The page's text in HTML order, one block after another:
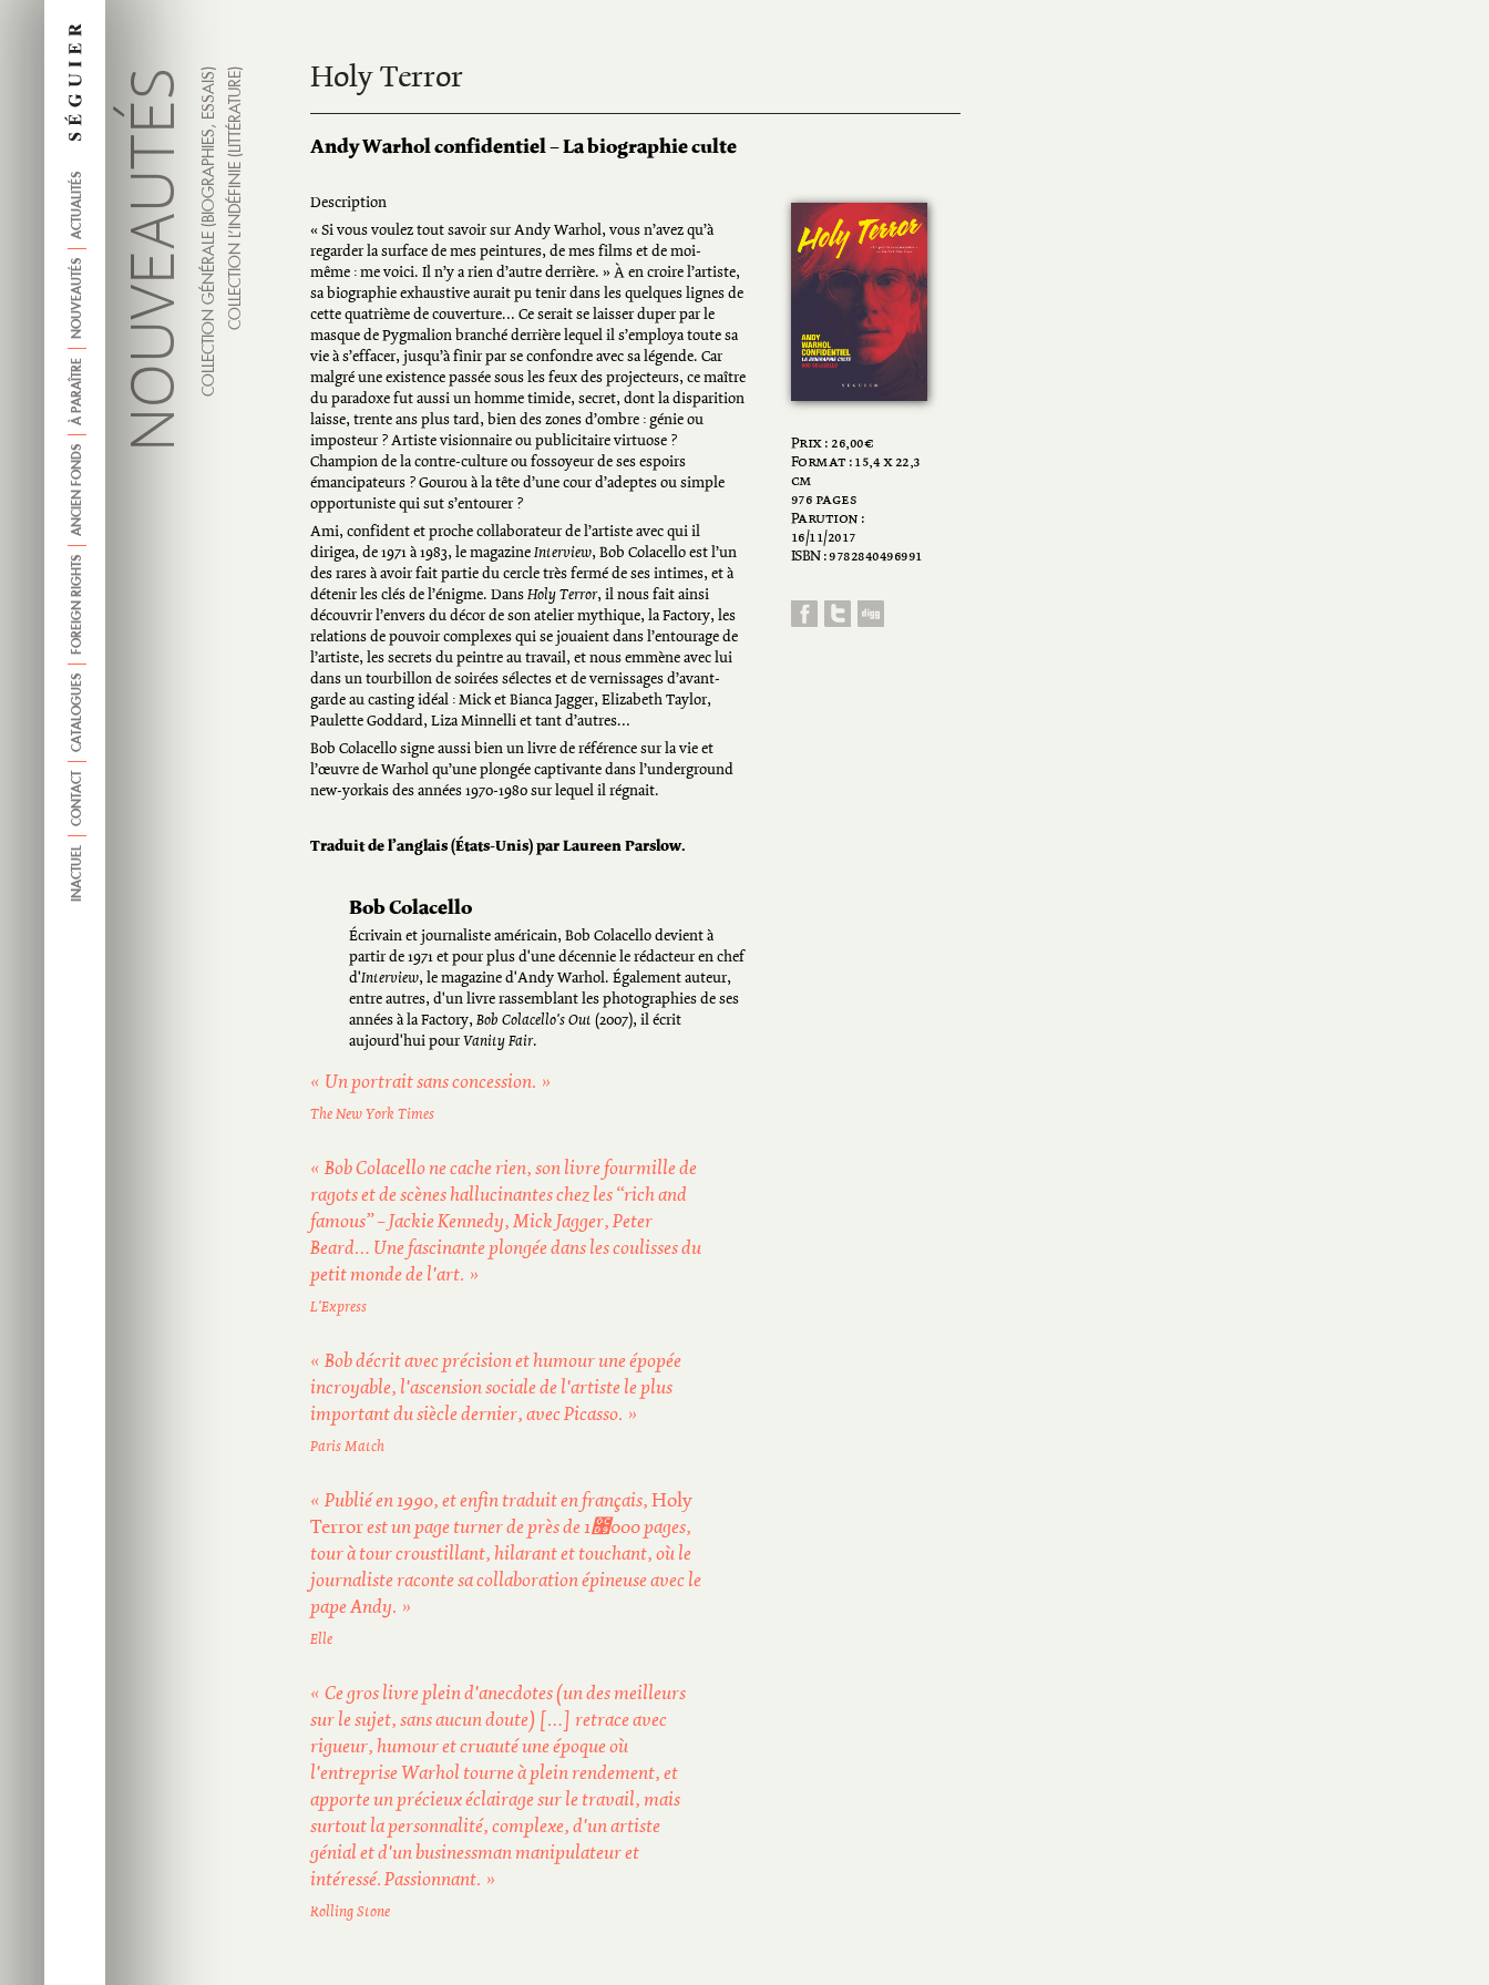
ACTUALITÉS
NOUVEAUTÉS
À PARAÎTRE
ANCIEN FONDS
FOREIGN RIGHTS
CATALOGUES
CONTACT
INACTUEL
NOUVEAUTÉSCOLLECTION GÉNÉRALE (BIOGRAPHIES, ESSAIS)COLLECTION L’INDÉFINIE (LITTÉRATURE) Holy Terror
Andy Warhol confidentiel – La biographie culte
Description
« Si vous voulez tout savoir sur Andy Warhol, vous n’avez qu’à
regarder la surface de mes peintures, de mes films et de moi-
même : me voici. Il n’y a rien d’autre derrière. » À en croire l’artiste,
sa biographie exhaustive aurait pu tenir dans les quelques lignes de
cette quatrième de couverture… Ce serait se laisser duper par le
masque de Pygmalion branché derrière lequel il s’employa toute sa
vie à s’effacer, jusqu’à finir par se confondre avec sa légende. Car
malgré une existence passée sous les feux des projecteurs, ce maître
du paradoxe fut aussi un homme timide, secret, dont la disparition
laisse, trente ans plus tard, bien des zones d’ombre : génie ou
imposteur ? Artiste visionnaire ou publicitaire virtuose ?
Champion de la contre-culture ou fossoyeur de ses espoirs
émancipateurs ? Gourou à la tête d’une cour d’adeptes ou simple
opportuniste qui sut s’entourer ?
Ami, confident et proche collaborateur de l’artiste avec qui il
dirigea, de 1971 à 1983, le magazine Interview, Bob Colacello est l’un
des rares à avoir fait partie du cercle très fermé de ses intimes, et à
détenir les clés de l’énigme. Dans Holy Terror, il nous fait ainsi
découvrir l’envers du décor de son atelier mythique, la Factory, les
relations de pouvoir complexes qui se jouaient dans l’entourage de
l’artiste, les secrets du peintre au travail, et nous emmène avec lui
dans un tourbillon de soirées sélectes et de vernissages d’avant-
garde au casting idéal : Mick et Bianca Jagger, Elizabeth Taylor,
Paulette Goddard, Liza Minnelli et tant d’autres…
Bob Colacello signe aussi bien un livre de référence sur la vie et
l’œuvre de Warhol qu’une plongée captivante dans l’underground
new-yorkais des années 1970-1980 sur lequel il régnait.
Traduit de l’anglais (États-Unis) par Laureen Parslow.
Bob Colacello
Écrivain et journaliste américain, Bob Colacello devient à
partir de 1971 et pour plus d'une décennie le rédacteur en chef
d'Interview, le magazine d'Andy Warhol. Également auteur,
entre autres, d'un livre rassemblant les photographies de ses
années à la Factory, Bob Colacello's Out (2007), il écrit
aujourd'hui pour Vanity Fair.
« Un portrait sans concession. »
The New York Times
« Bob Colacello ne cache rien, son livre fourmille de
ragots et de scènes hallucinantes chez les “rich and
famous” – Jackie Kennedy, Mick Jagger, Peter
Beard… Une fascinante plongée dans les coulisses du
petit monde de l'art. »
L'Express
« Bob décrit avec précision et humour une épopée
incroyable, l'ascension sociale de l'artiste le plus
important du siècle dernier, avec Picasso. »
Paris Match
« Publié en 1990, et enfin traduit en français, Holy
Terrorest un page turner de près de 1೙000 pages,
tour à tour croustillant, hilarant et touchant, où le
journaliste raconte sa collaboration épineuse avec le
pape Andy. »
Elle
« Ce gros livre plein d'anecdotes (un des meilleurs
sur le sujet, sans aucun doute) […] retrace avec
rigueur, humour et cruauté une époque où
l'entreprise Warhol tourne à plein rendement, et
apporte un précieux éclairage sur le travail, mais
surtout la personnalité, complexe, d'un artiste
génial et d'un businessman manipulateur et
intéressé. Passionnant. »
Rolling Stone
Prix :26,00€
Format : 15,4 x 22,3
cm
976 pages
Parution :
16/11/2017
ISBN : 9782840496991